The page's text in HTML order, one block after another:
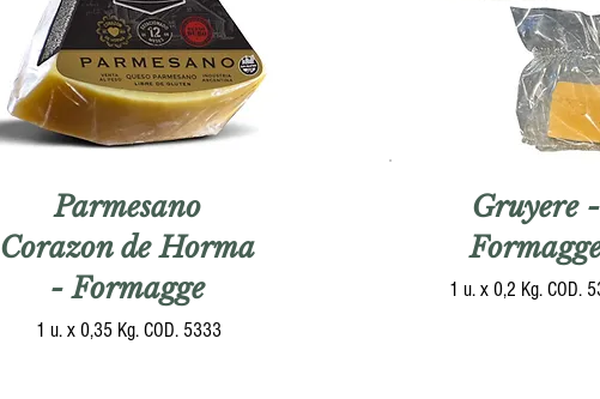
Parmesano
Corazon de Horma
- Formagge
1 u. x 0,35 Kg. COD. 5333
Gruyere -
1 u. x 0,2 Kg. COD.